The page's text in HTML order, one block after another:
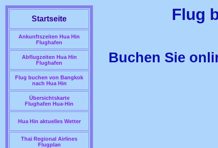
Startseite
Ankunftszeiten Hua Hin
Flughafen
Abflugzeiten Hua Hin
Flughafen
Flug buchen von Bangkok
nach Hua Hin
Übersichtskarte
Flughafen Hua-Hin
Hua Hin aktuelles Wetter
Thai Regional Airlines
Flugplan
Flug
Buchen Sie